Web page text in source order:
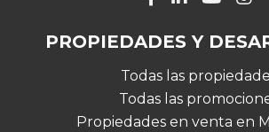
PROPIEDADES Y
Todas las
Todas las
Propiedades en venta en